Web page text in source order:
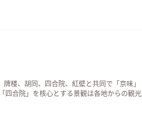
楼、胡同、四合院、紅壁と共同で「京味」
四合院」を核心とする景観は各地からの観光